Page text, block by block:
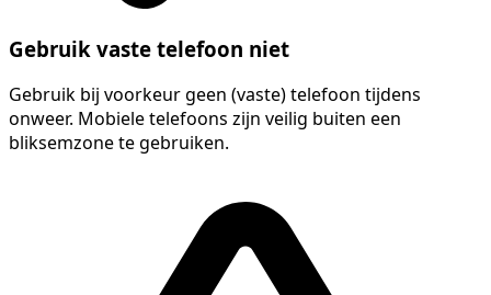
Gebruik vaste telefoon niet
Gebruik bij voorkeur geen (vaste) telefoon tijdens
onweer. Mobiele telefoons zijn veilig buiten een
bliksemzone te gebruiken.